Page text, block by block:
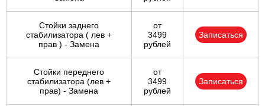
Стойки заднего
стабилизатора ( лев +
прав ) - Замена
от
3499
рублей
Записаться
Стойки переднего
стабилизатора (лев +
прав) - Замена
от
3499
рублей
Записаться